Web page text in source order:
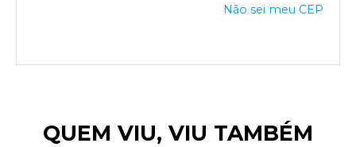
Não sei meu CEP
QUEM VIU, VIU TAMBÉM